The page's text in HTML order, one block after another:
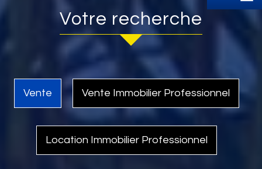
votre recherche
Vente Vente Immobilier Professionnel
Location Immobilier Professionnel